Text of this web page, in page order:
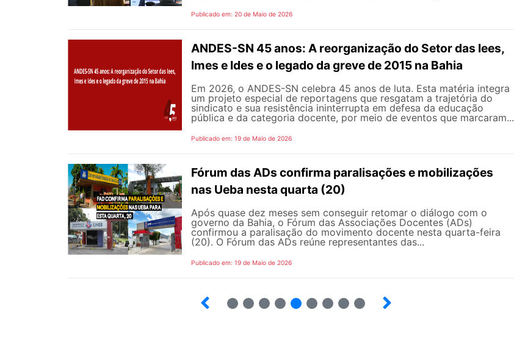
Publicado em: 20 de Maio de 2026
ANDES-SN 45 anos: A reorganização do Setor das Iees,
Imes e Ides e o legado da greve de 2015 na Bahia
Em 2026, o ANDES-SN celebra 45 anos de luta. Esta matéria integra
um projeto especial de reportagens que resgatam a trajetória do
sindicato e sua resistência ininterrupta em defesa da educação
pública e da categoria docente, por meio de eventos que marcaram...
Publicado em: 19 de Maio de 2026
Fórum das ADs confirma paralisações e mobilizações
nas Ueba nesta quarta (20)
Após quase dez meses sem conseguir retomar o diálogo com o
governo da Bahia, o Fórum das Associações Docentes (ADs)
confirmou a paralisação do movimento docente nesta quarta-feira
(20). O Fórum das ADs reúne representantes das...
Publicado em: 19 de Maio de 2026